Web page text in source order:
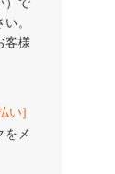
。
客様
い］
をメ